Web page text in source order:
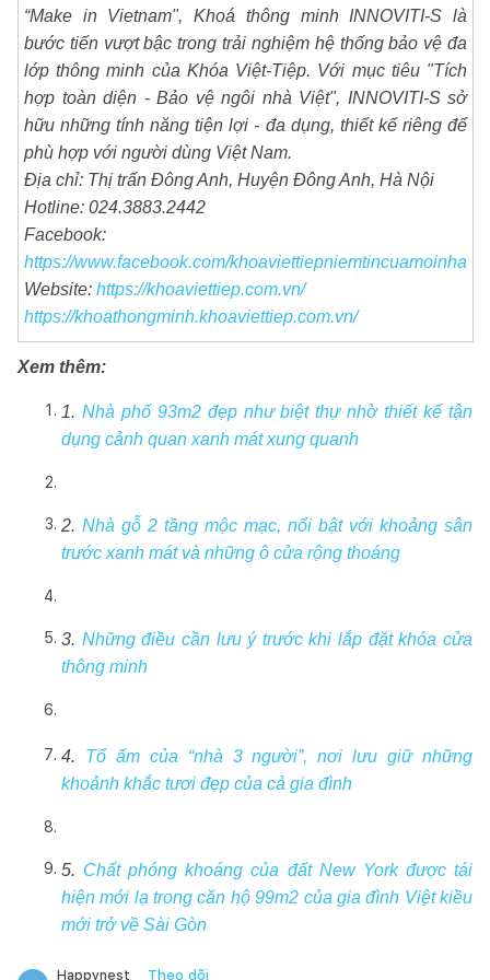
“Make in Vietnam", Khoá thông minh INNOVITI-S là
bước tiến vượt bậc trong trải nghiệm hệ thống bảo vệ đa
lớp thông minh của Khóa Việt-Tiệp. Với mục tiêu "Tích
hợp toàn diện - Bảo vệ ngôi nhà Việt", INNOVITI-S sở
hữu những tính năng tiện lợi - đa dụng, thiết kế riêng để
phù hợp với người dùng Việt Nam.
Địa chỉ: Thị trấn Đông Anh, Huyện Đông Anh, Hà Nội
Hotline: 024.3883.2442
Facebook:
https://www.facebook.com/khoaviettiepniemtincuamoinha
Website: https://khoaviettiep.com.vn/
https://khoathongminh.khoaviettiep.com.vn/
Xem thêm:
1. Nhà phố 93m2 đẹp như biệt thự nhờ thiết kế tận
dụng cảnh quan xanh mát xung quanh
2. Nhà gỗ 2 tầng mộc mạc, nổi bật với khoảng sân
trước xanh mát và những ô cửa rộng thoáng
3. Những điều cần lưu ý trước khi lắp đặt khóa cửa
thông minh
4. Tổ ấm của “nhà 3 người”, nơi lưu giữ những
khoảnh khắc tươi đẹp của cả gia đình
5. Chất phóng khoáng của đất New York được tái
hiện mới lạ trong căn hộ 99m2 của gia đình Việt kiều
mới trở về Sài Gòn
Happynest Theo dõi